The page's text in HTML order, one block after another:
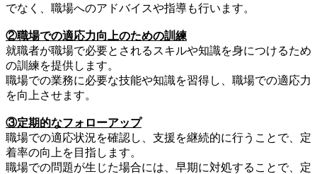
でなく、職場へのアドバイスや指導も行います。
②職場での適応力向上のための訓練
就職者が職場で必要とされるスキルや知識を身につけるため
の訓練を提供します。
職場での業務に必要な技能や知識を習得し、職場での適応力
を向上させます。
③定期的なフォローアップ
職場での適応状況を確認し、支援を継続的に行うことで、定
着率の向上を目指します。
職場での問題が生じた場合には、早期に対処することで、定